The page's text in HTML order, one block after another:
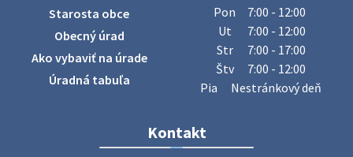
Obecný úrad oznamuje občanom, že v stredu 29. júla 2026
sa v našej obci uskutoční zber železa. Pracovníci Obecného
úradu budú od 8.00 hod. prechádzať obcou a zbierať
železný odpad …
27. júla 2026 06:31
Zájazd do Veľkého Medera
Základná organizácia Únie žien Slovenska Dubovce
Starosta obce
Obecný úrad
Ako vybaviť na úrade
Úradná tabuľa
Pon
7:00 - 12:00
Ut
7:00 - 12:00
Str
7:00 - 17:00
Štv
7:00 - 12:00
Pia
Nestránkový deň
Kontakt